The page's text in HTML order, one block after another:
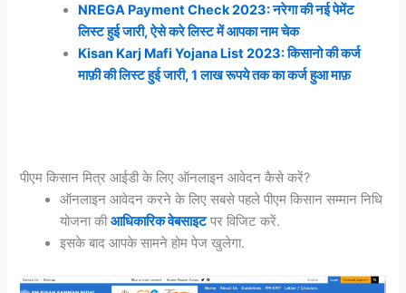
NREGA Payment Check 2023: नरेगा की नई पेमेंट
लिस्ट हुई जारी, ऐसे करे लिस्ट में आपका नाम चेक
Kisan Karj Mafi Yojana List 2023: किसानो की कर्ज
माफ़ी की लिस्ट हुई जारी, 1 लाख रूपये तक का कर्ज हुआ माफ़
पीएम किसान मित्र आईडी के लिए ऑनलाइन आवेदन कैसे करें?
ऑनलाइन आवेदन करने के लिए सबसे पहले पीएम किसान सम्मान निधि
योजना कीआधिकारिक वेबसाइटपर विजिट करें.
इसके बाद आपके सामने होम पेज खुलेगा.